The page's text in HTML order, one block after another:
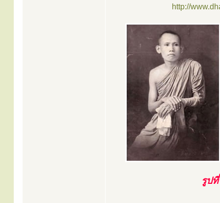
http://
รูป